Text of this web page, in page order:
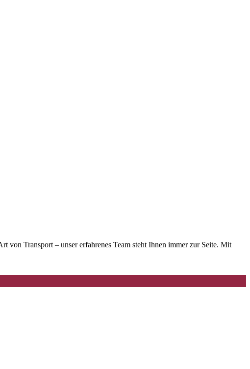
von Transport – unser erfahrenes Team steht Ihnen immer zur Seite. Mit